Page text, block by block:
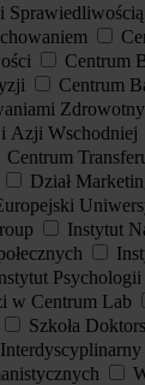
Sprawiedliwością
Centrum
Centrum
Azji Wschodniej
Centrum
Dział
Instytut
Psychologii
w Centrum Lab
Szkoła